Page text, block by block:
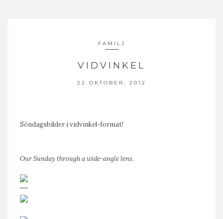
FAMILJ
VIDVINKEL
22 OKTOBER, 2012
Söndagsbilder i vidvinkel-format!
Our Sunday through a wide-angle lens.